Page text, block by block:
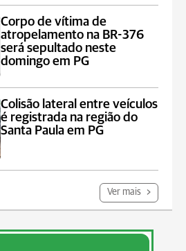
Corpo de vítima de
atropelamento na BR-376
será sepultado neste
domingo em PG
Colisão lateral entre veículos
é registrada na região do
Santa Paula em PG
Ver mais